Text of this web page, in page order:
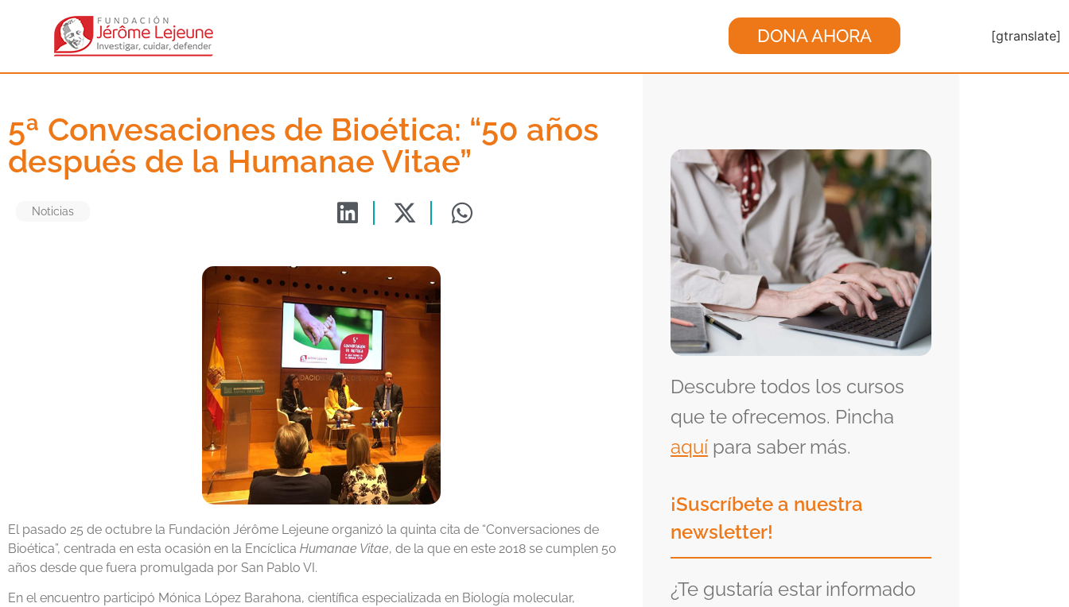
DONA AHORA [gtranslate]
5ª Convesaciones de Bioética: “50 años
después de la Humanae Vitae”
Noticias
El pasado 25 de octubre la Fundación Jérôme Lejeune organizó la quinta cita de “Conversaciones de
Bioética”, centrada en esta ocasión en la Encíclica Humanae Vitae, de la que en este 2018 se cumplen 50
años desde que fuera promulgada por San Pablo VI.
En el encuentro participó Mónica López Barahona, científica especializada en Biología molecular,
Descubre todos los cursos
que te ofrecemos. Pincha
aquí para saber más.
¡Suscríbete a nuestra
newsletter!
¿Te gustaría estar informado